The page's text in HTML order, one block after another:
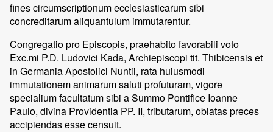
fines circumscriptionum ecclesiasticarum sibi
concreditarum aliquantulum immutarentur.
Congregatio pro Episcopis, praehabito favorabili voto
Exc.mi P.D. Ludovici Kada, Archiepiscopi tit. Thibicensis et
in Germania Apostolici Nuntii, rata huiusmodi
immutationem animarum saluti profuturam, vigore
specialium facultatum sibi a Summo Pontifice Ioanne
Paulo, divina Providentia PP. II, tributarum, oblatas preces
accipiendas esse censuit.